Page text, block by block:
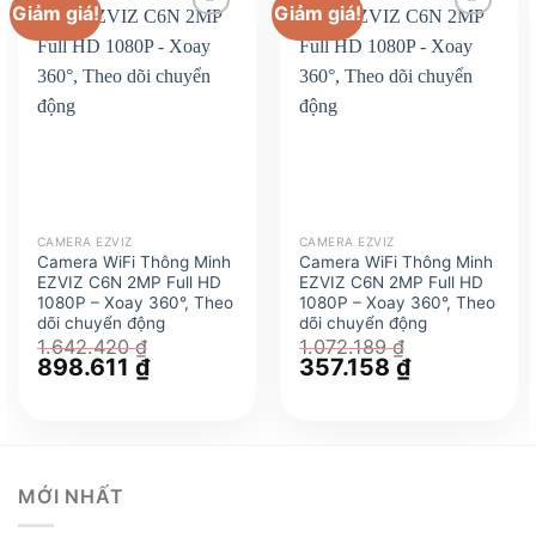
Giảm giá!
CAMERA EZVIZ
Camera WiFi Thông Minh
EZVIZ C6N 2MP Full HD
1080P – Xoay 360°, Theo
dõi chuyển động
1.642.420₫
Giá
gốc
898.611 ₫Giá
hiện
Giảm giá!
CAMERA EZVIZ
Camera WiFi Thông Minh
EZVIZ C6N 2MP Full HD
1080P – Xoay 360°, Theo
dõi chuyển động
1.072.189₫
Giá
gốc
357.158₫Giá
hiện
MỚI NHẤT